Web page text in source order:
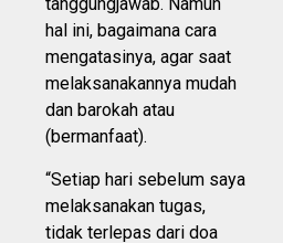
hal ini, bagaimana cara
mengatasinya, agar saat
melaksanakannya mudah
dan barokah atau
(bermanfaat).
“Setiap hari sebelum saya
melaksanakan tugas,
tidak terlepas dari doa